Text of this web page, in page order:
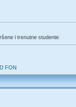
i trenutne studente
FON